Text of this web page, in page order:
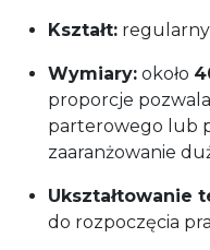
Kształt:
Wymiary: około
proporcje
parterowego lub
zaaranżowanie
Ukształtowanie
do rozpoczęcia